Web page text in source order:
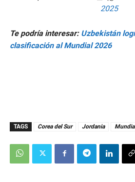
2025
Te podría interesar: Uzbekistán
clasificación al Mundial 2026
TAGS Corea del Sur Jordania